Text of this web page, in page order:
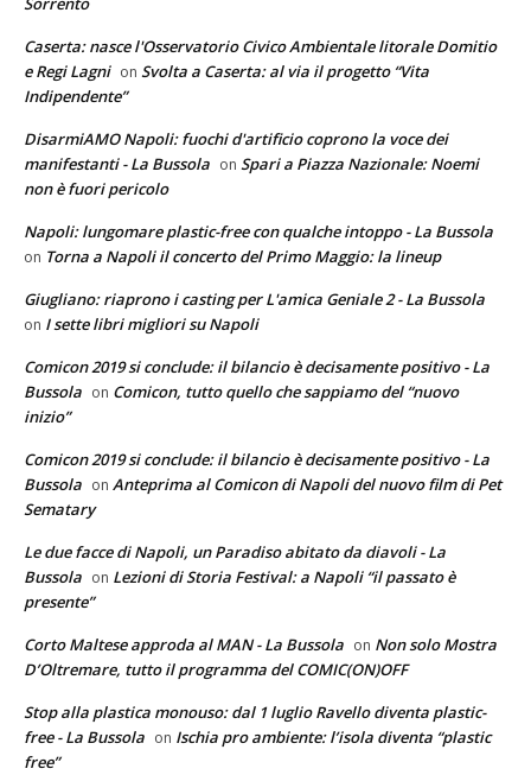
Caserta: nasce l'Osservatorio Civico Ambientale litorale Domitio
e Regi Lagni on Svolta a Caserta: al via il progetto “Vita
Indipendente”
DisarmiAMO Napoli: fuochi d'artificio coprono la voce dei
manifestanti - La Bussola on Spari a Piazza Nazionale: Noemi
non è fuori pericolo
Napoli: lungomare plastic-free con qualche intoppo - La Bussola
on Torna a Napoli il concerto del Primo Maggio: la lineup
Giugliano: riaprono i casting per L'amica Geniale 2 - La Bussola
on I sette libri migliori su Napoli
Comicon 2019 si conclude: il bilancio è decisamente positivo - La
Bussola on Comicon, tutto quello che sappiamo del “nuovo
inizio”
Comicon 2019 si conclude: il bilancio è decisamente positivo - La
Bussola on Anteprima al Comicon di Napoli del nuovo film di Pet
Sematary
Le due facce di Napoli, un Paradiso abitato da diavoli - La
Bussola on Lezioni di Storia Festival: a Napoli “il passato è
presente”
Corto Maltese approda al MAN - La Bussola on Non solo Mostra
D’Oltremare, tutto il programma del COMIC(ON)OFF
Stop alla plastica monouso: dal 1 luglio Ravello diventa plastic-
free - La Bussola on Ischia pro ambiente: l’isola diventa “plastic
free”